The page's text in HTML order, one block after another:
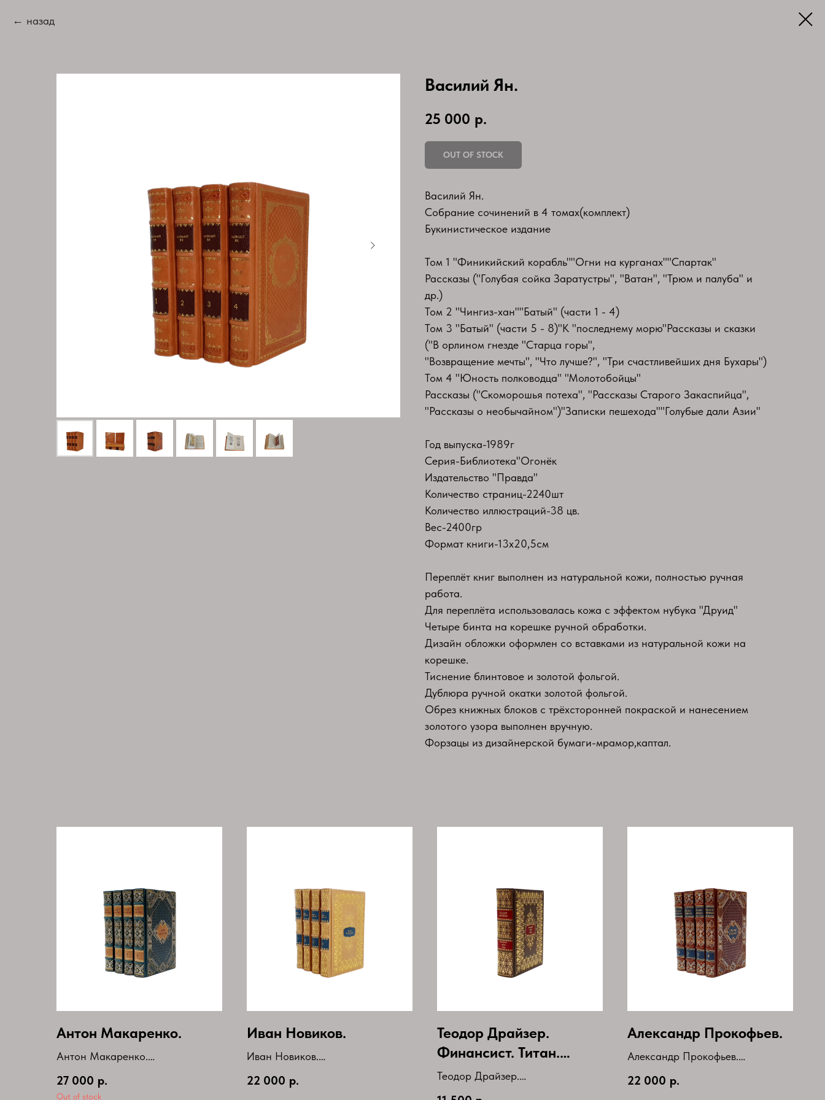
назад
Василий Ян.
25 000 р.
OUT OF STOCK
Василий Ян.
Собрание сочинений в 4 томах(комплект)
Букинистическое издание
Том 1 "Финикийский корабль""Огни на курганах""Спартак"
Рассказы ("Голубая сойка Заратустры", "Ватан", "Трюм и палуба" и
др.)
Том 2 "Чингиз-хан""Батый" (части 1 - 4)
Том 3 "Батый" (части 5 - 8)"К "последнему морю"Рассказы и сказки
("В орлином гнезде "Старца горы",
"Возвращение мечты", "Что лучше?", "Три счастливейших дня Бухары")
Том 4 "Юность полководца" "Молотобойцы"
Рассказы ("Скоморошья потеха", "Рассказы Старого Закаспийца",
"Рассказы о необычайном")"Записки пешехода""Голубые дали Азии"
Год выпуска-1989г
Серия-Библиотека"Огонёк
Издательство "Правда"
Количество страниц-2240шт
Количество иллюстраций-38 цв.
Вес-2400гр
Формат книги-13х20,5см
Переплёт книг выполнен из натуральной кожи, полностью ручная
работа.
Для переплёта использовалась кожа с эффектом нубука "Друид"
Четыре бинта на корешке ручной обработки.
Дизайн обложки оформлен со вставками из натуральной кожи на
корешке.
Тиснение блинтовое и золотой фольгой.
Дублюра ручной окатки золотой фольгой.
Обрез книжных блоков с трёхсторонней покраской и нанесением
золотого узора выполнен вручную.
Форзацы из дизайнерской бумаги-мрамор,каптал.
Антон Макаренко.
Антон Макаренко.
томах(комплект)
27 000 р.
Out of stock
Иван Новиков.
Иван Новиков.
томах(комплект)
22 000 р.
Теодор Драйзер.
Финансист. Титан.
Стоик.
Теодор Драйзер.
Финансист.
Александр Прокофьев.
Александр Прокофьев.
томах(комплект)
22 000 р.